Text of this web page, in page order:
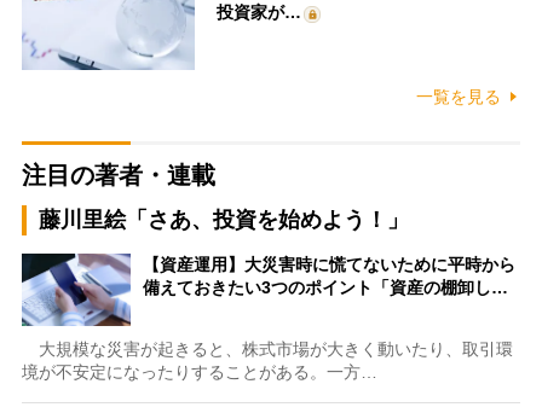
投資家が…
一覧を見る
注目の著者・連載
藤川里絵「さあ、投資を始めよう！」
【資産運用】大災害時に慌てないために平時から
備えておきたい3つのポイント「資産の棚卸し…
大規模な災害が起きると、株式市場が大きく動いたり、取引環
境が不安定になったりすることがある。一方…